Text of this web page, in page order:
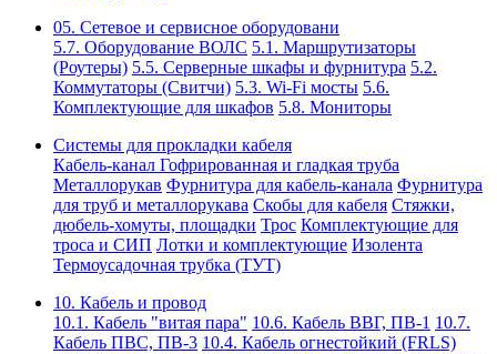
05. Сетевое и сервисное оборудовани
5.7. Оборудование ВОЛС 5.1. Маршрутизаторы
(Роутеры) 5.5. Серверные шкафы и фурнитура 5.2.
Коммутаторы (Свитчи) 5.3. Wi-Fi мосты 5.6.
Комплектующие для шкафов 5.8. Мониторы
Системы для прокладки кабеля
Кабель-канал Гофрированная и гладкая труба
Металлорукав Фурнитура для кабель-канала Фурнитура
для труб и металлорукава Скобы для кабеля Стяжки,
дюбель-хомуты, площадки Трос Комплектующие для
троса и СИП Лотки и комплектующие Изолента
Термоусадочная трубка (ТУТ)
10. Кабель и провод
10.1. Кабель "витая пара" 10.6. Кабель ВВГ, ПВ-1 10.7.
Кабель ПВС, ПВ-3 10.4. Кабель огнестойкий (FRLS)